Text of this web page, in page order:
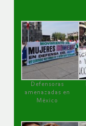
Defensoras
amenazadas en
México